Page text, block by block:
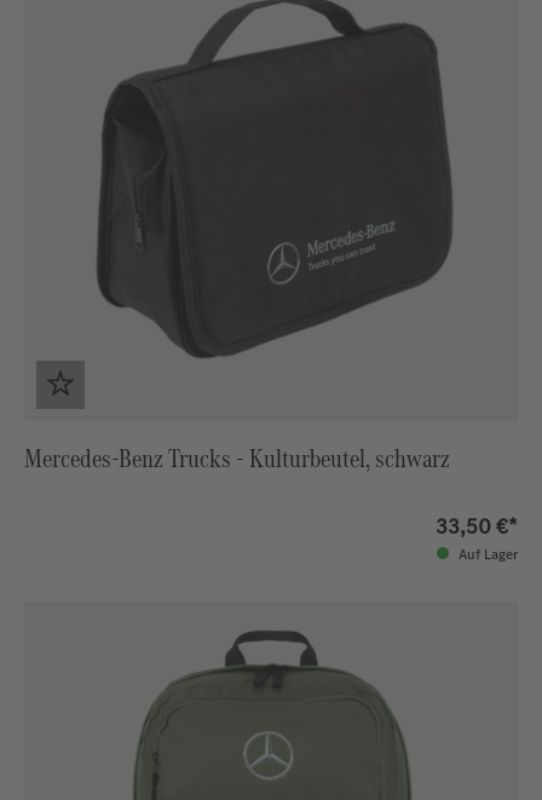
Mercedes-Benz Trucks - Kulturbeutel, schwarz
33,50 €*
Auf Lager